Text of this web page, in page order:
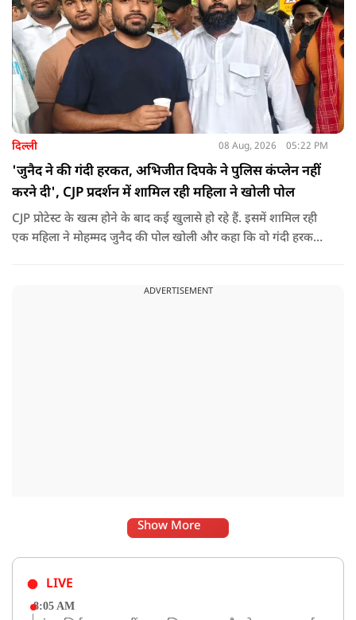
दिल्ली 08 Aug, 2026 05:22 PM
'जुनैद ने की गंदी हरकत, अभिजीत दिपके ने पुलिस कंप्लेन नहीं
करने दी', CJP प्रदर्शन में शामिल रही महिला ने खोली पोल
CJP प्रोटेस्ट के खत्म होने के बाद कई खुलासे हो रहे हैं. इसमें शामिल रही
एक महिला ने मोहम्मद जुनैद की पोल खोली और कहा कि वो गंदी हरकतें
ADVERTISEMENT
Show More
LIVE
8:05 AM